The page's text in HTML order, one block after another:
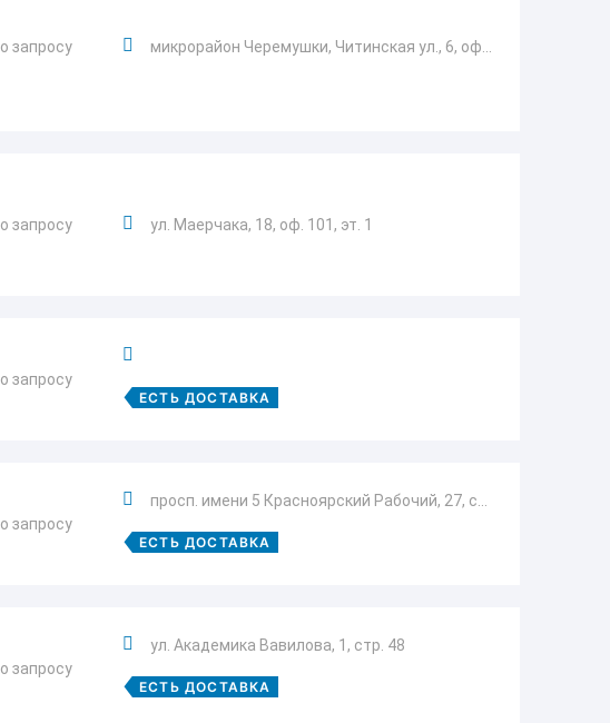
запросу микрорайон Черемушки, Читинская ул., 6, оф...
запросу ул. Маерчака, 18, оф. 101, эт. 1
запросу
ЕСТЬ ДОСТАВКА
запросу
просп. имени 5 Красноярский Рабочий, 27, с...
ЕСТЬ ДОСТАВКА
запросу
ул. Академика Вавилова, 1, стр. 48
ЕСТЬ ДОСТАВКА